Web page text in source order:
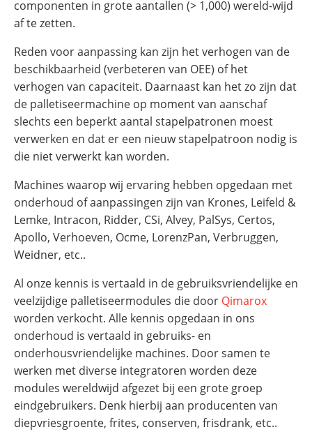
componenten in grote aantallen (> 1,000) wereld-wijd
af te zetten.
Reden voor aanpassing kan zijn het verhogen van de
beschikbaarheid (verbeteren van OEE) of het
verhogen van capaciteit. Daarnaast kan het zo zijn dat
de palletiseermachine op moment van aanschaf
slechts een beperkt aantal stapelpatronen moest
verwerken en dat er een nieuw stapelpatroon nodig is
die niet verwerkt kan worden.
Machines waarop wij ervaring hebben opgedaan met
onderhoud of aanpassingen zijn van Krones, Leifeld &
Lemke, Intracon, Ridder, CSi, Alvey, PalSys, Certos,
Apollo, Verhoeven, Ocme, LorenzPan, Verbruggen,
Weidner, etc..
Al onze kennis is vertaald in de gebruiksvriendelijke en
veelzijdige palletiseermodules die door Qimarox
worden verkocht. Alle kennis opgedaan in ons
onderhoud is vertaald in gebruiks- en
onderhousvriendelijke machines. Door samen te
werken met diverse integratoren worden deze
modules wereldwijd afgezet bij een grote groep
eindgebruikers. Denk hierbij aan producenten van
diepvriesgroente, frites, conserven, frisdrank, etc..